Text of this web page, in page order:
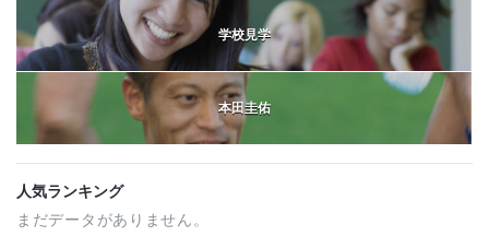
学校見学
本田圭佑
人気ランキング
まだデータがありません。